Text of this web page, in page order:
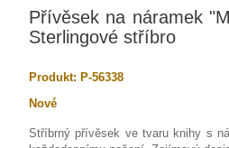
Přívěsek na náramek
Sterlingové stříbro
Produkt: P-56338
Nové
Stříbrný přívěsek ve tvaru knihy s